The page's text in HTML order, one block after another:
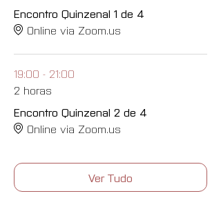
Encontro Quinzenal 1 de 4
Online via Zoom.us
19:00 - 21:00
2 horas
Encontro Quinzenal 2 de 4
Online via Zoom.us
Ver Tudo